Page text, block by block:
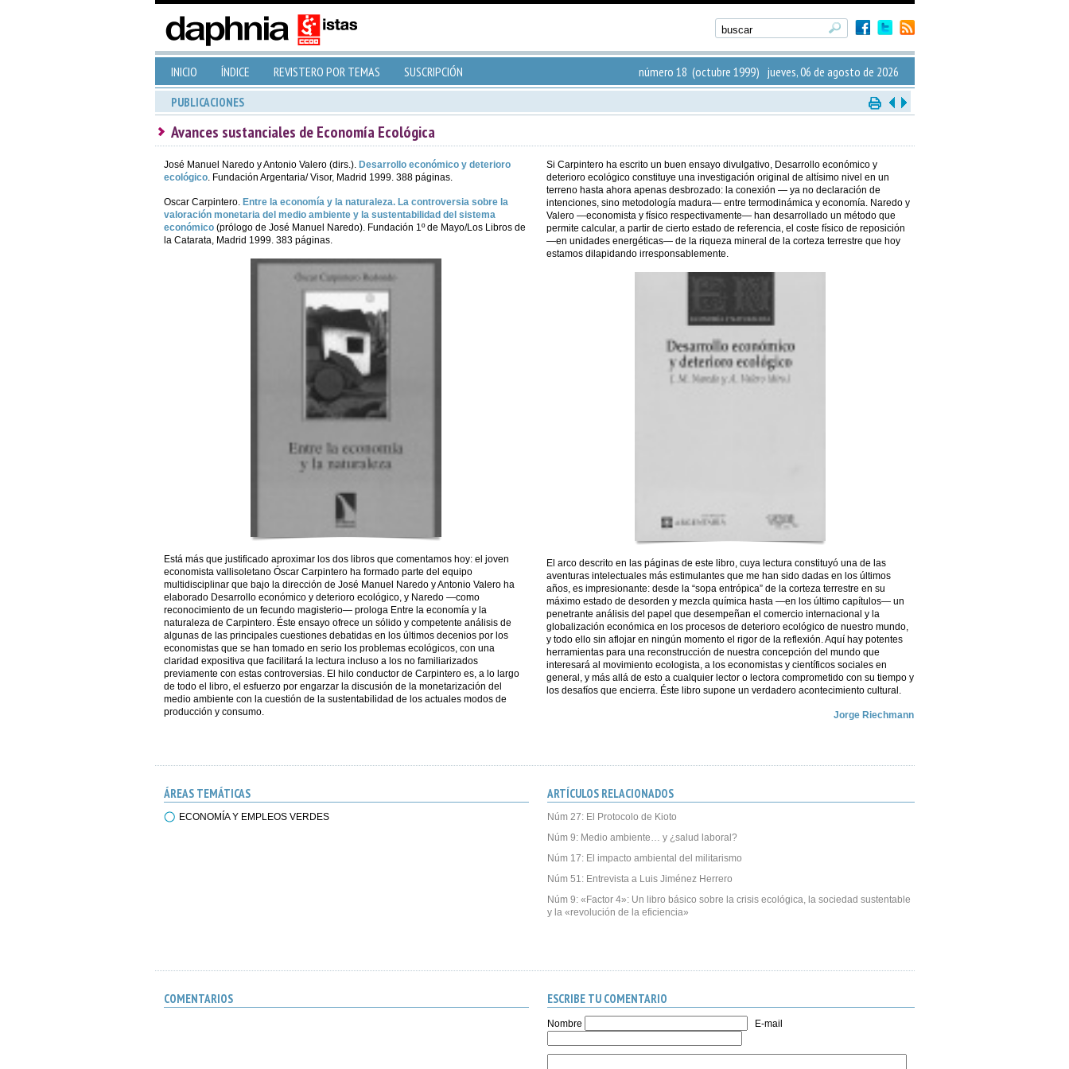
INICIO ÍNDICE REVISTERO POR TEMAS SUSCRIPCIÓN número 18 (octubre 1999) jueves, 06 de agosto de 2026
PUBLICACIONES
Avances sustanciales de Economía Ecológica
José Manuel Naredo y Antonio Valero (dirs.). Desarrollo económico y deterioro
ecológico. Fundación Argentaria/ Visor, Madrid 1999. 388 páginas.
Oscar Carpintero. Entre la economía y la naturaleza. La controversia sobre la
valoración monetaria del medio ambiente y la sustentabilidad del sistema
económico(prólogo de José Manuel Naredo). Fundación 1º de Mayo/Los Libros de
la Catarata, Madrid 1999. 383 páginas.
Está más que justificado aproximar los dos libros que comentamos hoy: el joven
economista vallisoletano Óscar Carpintero ha formado parte del equipo
multidisciplinar que bajo la dirección de José Manuel Naredo y Antonio Valero ha
elaborado Desarrollo económico y deterioro ecológico, y Naredo —como
reconocimiento de un fecundo magisterio— prologa Entre la economía y la
naturaleza de Carpintero. Éste ensayo ofrece un sólido y competente análisis de
algunas de las principales cuestiones debatidas en los últimos decenios por los
economistas que se han tomado en serio los problemas ecológicos, con una
claridad expositiva que facilitará la lectura incluso a los no familiarizados
previamente con estas controversias. El hilo conductor de Carpintero es, a lo largo
de todo el libro, el esfuerzo por engarzar la discusión de la monetarización del
medio ambiente con la cuestión de la sustentabilidad de los actuales modos de
producción y consumo.
Si Carpintero ha escrito un buen ensayo divulgativo, Desarrollo económico y
deterioro ecológico constituye una investigación original de altísimo nivel en un
terreno hasta ahora apenas desbrozado: la conexión — ya no declaración de
intenciones, sino metodología madura— entre termodinámica y economía. Naredo y
Valero —economista y físico respectivamente— han desarrollado un método que
permite calcular, a partir de cierto estado de referencia, el coste físico de reposición
—en unidades energéticas— de la riqueza mineral de la corteza terrestre que hoy
estamos dilapidando irresponsablemente.
El arco descrito en las páginas de este libro, cuya lectura constituyó una de las
aventuras intelectuales más estimulantes que me han sido dadas en los últimos
años, es impresionante: desde la “sopa entrópica” de la corteza terrestre en su
máximo estado de desorden y mezcla química hasta —en los último capítulos— un
penetrante análisis del papel que desempeñan el comercio internacional y la
globalización económica en los procesos de deterioro ecológico de nuestro mundo,
y todo ello sin aflojar en ningún momento el rigor de la reflexión. Aquí hay potentes
herramientas para una reconstrucción de nuestra concepción del mundo que
interesará al movimiento ecologista, a los economistas y científicos sociales en
general, y más allá de esto a cualquier lector o lectora comprometido con su tiempo y
los desafíos que encierra. Éste libro supone un verdadero acontecimiento cultural.
Jorge Riechmann
ÁREAS TEMÁTICAS
ECONOMÍA Y EMPLEOS VERDES
ARTÍCULOS RELACIONADOS
Núm 27: El Protocolo de Kioto
Núm 9: Medio ambiente… y ¿salud laboral?
Núm 17: El impacto ambiental del militarismo
Núm 51: Entrevista a Luis Jiménez Herrero
Núm 9: «Factor 4»: Un libro básico sobre la crisis ecológica, la sociedad sustentable
y la «revolución de la eficiencia»
COMENTARIOS ESCRIBE TU COMENTARIO
Nombre E-mail